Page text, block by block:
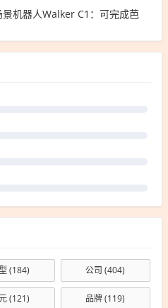
机器人Walker C1：可完成芭
(184) 公司 (404)
(121) 品牌(119)